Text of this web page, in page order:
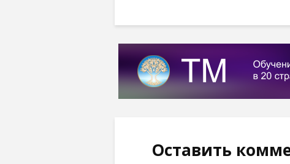
Оставить